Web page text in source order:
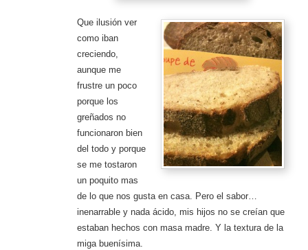
Que ilusión ver
como iban
creciendo,
aunque me
frustre un poco
porque los
greñados no
funcionaron bien
del todo y porque
se me tostaron
un poquito mas
de lo que nos gusta en casa. Pero el sabor…
inenarrable y nada ácido, mis hijos no se creían que
estaban hechos con masa madre. Y la textura de la
miga buenísima.